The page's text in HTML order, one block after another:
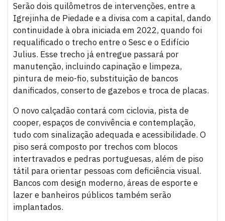
Serão dois quilômetros de intervenções, entre a
Igrejinha de Piedade e a divisa com a capital, dando
continuidade à obra iniciada em 2022, quando foi
requalificado o trecho entre o Sesc e o Edifício
Julius. Esse trecho já entregue passará por
manutenção, incluindo capinação e limpeza,
pintura de meio-fio, substituição de bancos
danificados, conserto de gazebos e troca de placas.
O novo calçadão contará com ciclovia, pista de
cooper, espaços de convivência e contemplação,
tudo com sinalização adequada e acessibilidade. O
piso será composto por trechos com blocos
intertravados e pedras portuguesas, além de piso
tátil para orientar pessoas com deficiência visual.
Bancos com design moderno, áreas de esporte e
lazer e banheiros públicos também serão
implantados.